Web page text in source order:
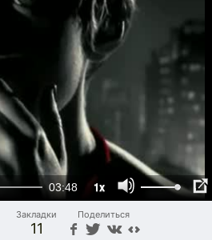
03:48 1x
Закладки
11
Поделиться